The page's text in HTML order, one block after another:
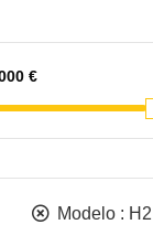
Modelo : H2